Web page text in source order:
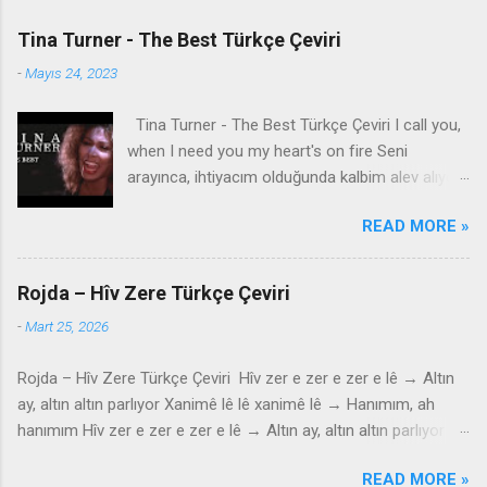
Tina Turner - The Best Türkçe Çeviri
-Mayıs 24, 2023
Tina Turner - The Best Türkçe Çeviri I call you,
when I need you my heart's on fire Seni
arayınca, ihtiyacım olduğunda kalbim alev alıyor
Bana geliyorsun, bana geliyorsun, vahşi vahşi
You come to me Bana geliyorsun Give me
everything I need İhtiyacım olan her şeyi bana
ver Give me a lifetime of promises and a world
know what it means Aşk dilini konuş, ne anlama
geldiğini biliyormuş gibi And it can't be wrong,
take my heart Ve yanlış olamaz, kalbimi al And
READ MORE »
Rojda – Hîv Zere Türkçe Çeviri
-Mart 25, 2026
Rojda – Hîv Zere Türkçe Çeviri Hîv zer e zer e zer e lê → Altın
ay, altın altın parlıyor Xanimê lê lê xanimê lê → Hanımım, ah
hanımım Hîv zer e zer e zer e lê → Altın ay, altın altın parlıyor
li hember e lê → Güzelin evi karşıdadır Xanimê lê lê xanimê lê →
READ MORE »